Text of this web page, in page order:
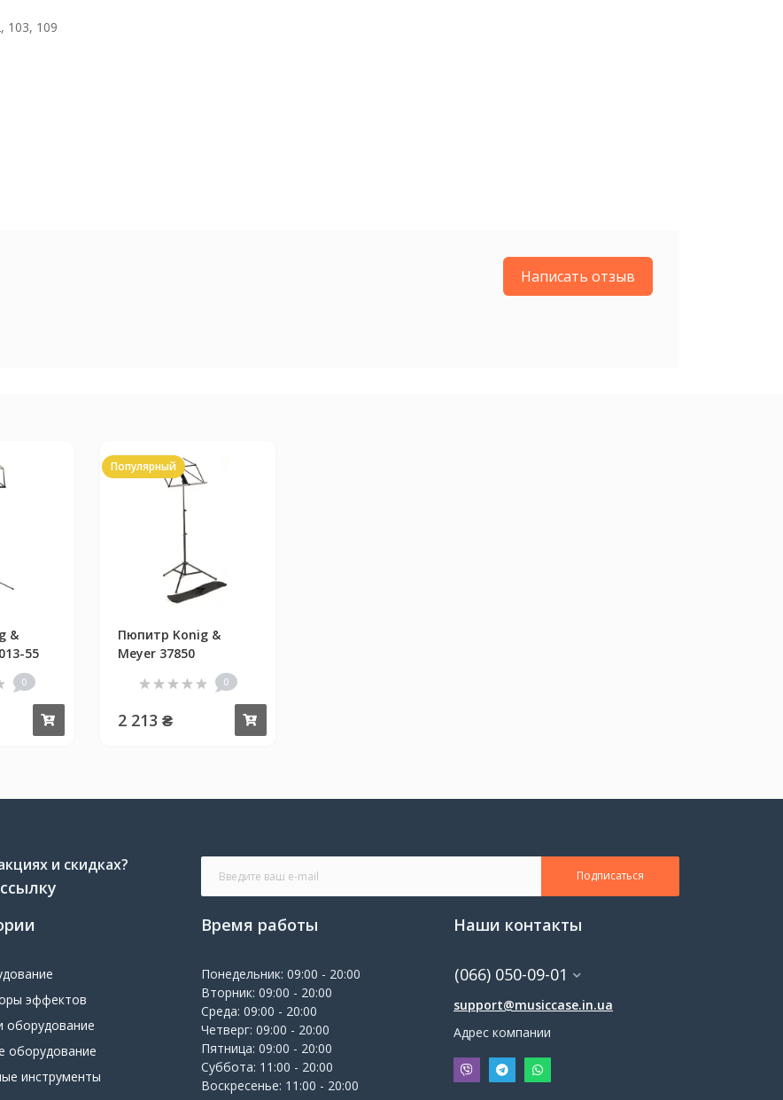
103, 109
Написать отзыв
&
55
0
Популярный
Пюпитр Konig &
Meyer 37850
0
2 213 ₴
и скидках?
Подписаться
эффектов
оборудование
оборудование
инструменты
Время работы
Понедельник: 09:00 - 20:00
Вторник: 09:00 - 20:00
Среда: 09:00 - 20:00
Четверг: 09:00 - 20:00
Пятница: 09:00 - 20:00
Суббота: 11:00 - 20:00
Воскресенье: 11:00 - 20:00
Наши контакты
(066) 050-09-01
support@musiccase.in.ua
Адрес компании